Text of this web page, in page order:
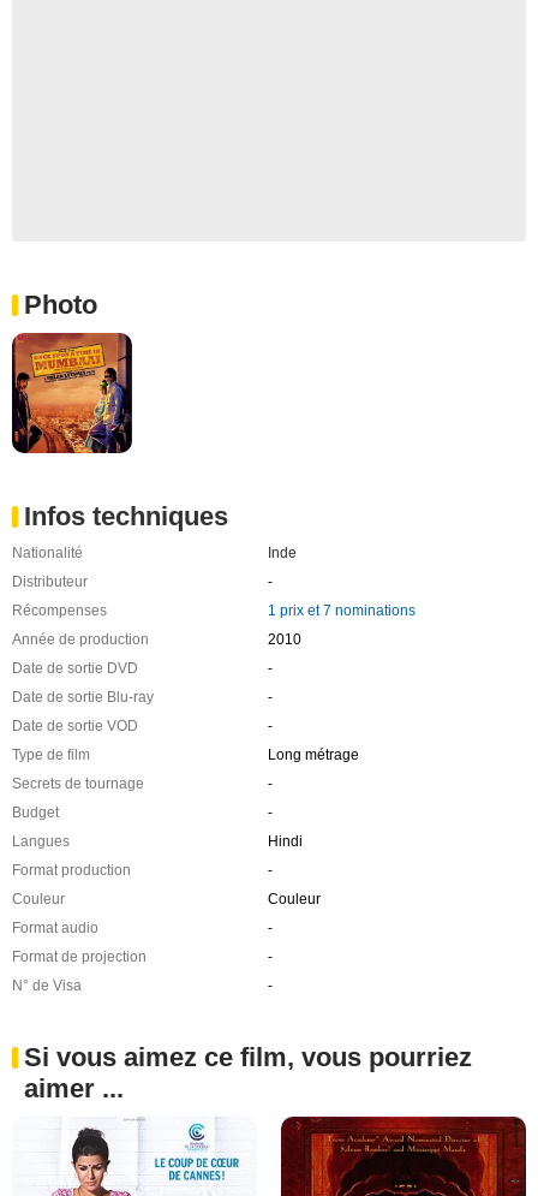
Photo
Infos techniques
Nationalité
Inde
Distributeur
-
Récompenses
1 prix et 7 nominations
Année de production
2010
Date de sortie DVD
-
Date de sortie Blu-ray
-
Date de sortie VOD
-
Type de film
Long métrage
Secrets de tournage
-
Budget
-
Langues
Hindi
Format production
-
Couleur
Couleur
Format audio
-
Format de projection
-
N° de Visa
-
Si vous aimez ce film, vous pourriez
aimer ...